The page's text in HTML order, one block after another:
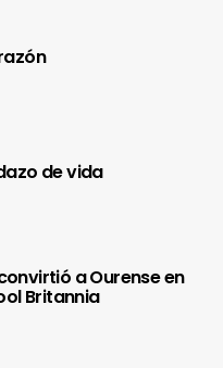
de vida
a Ourense en
Britannia